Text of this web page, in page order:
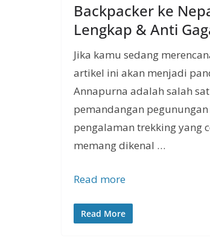
Backpacker ke
Lengkap & Anti
Jika kamu sedang
artikel ini akan menjadi
Annapurna adalah salah
pemandangan
pengalaman trekking yang
memang dikenal …
Read more
Read More